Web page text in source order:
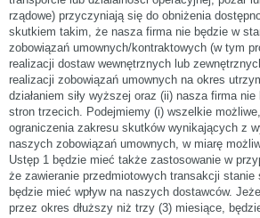
rządowe) przyczyniają się do obniżenia
skutkiem takim, że nasza firma nie będzie w
zobowiązań umownych/kontraktowych (w tym
realizacji dostaw wewnętrznych lub
realizacji zobowiązań umownych na okres
działaniem siły wyższej oraz (ii) nasza firma
stron trzecich. Podejmiemy (i) wszelkie
ograniczenia zakresu skutków wynikających z
naszych zobowiązań umownych, w miarę
Ustęp 1 będzie mieć także zastosowanie w
że zawieranie przedmiotowych transakcji
będzie mieć wpływ na naszych dostawców.
przez okres dłuższy niż trzy (3) miesiące,